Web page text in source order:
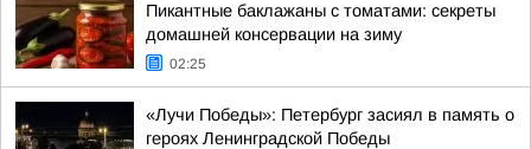
Пикантные баклажаны с томатами: секреты
домашней консервации на зиму
02:25
«Лучи Победы»: Петербург засиял в память о
героях Ленинградской Победы